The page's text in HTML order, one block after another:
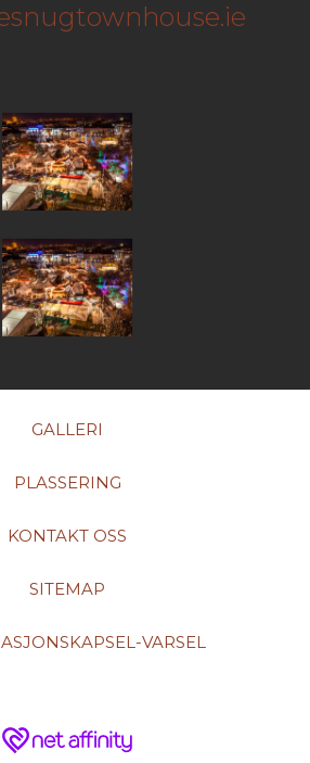
GALLERI
PLASSERING
KONTAKT OSS
SITEMAP
VARSEL